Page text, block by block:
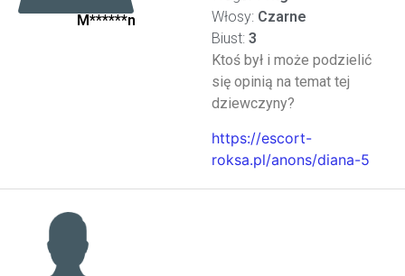
M******n
Włosy: Czarne
Biust: 3
Ktoś był i może podzielić
się opinią na temat tej
dziewczyny?
https://escort-
roksa.pl/anons/diana-5